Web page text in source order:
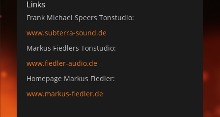
Links
Frank Michael Speers Tonstudio:
www.subterra-sound.de
Markus Fiedlers Tonstudio:
www.fiedler-audio.de
Homepage Markus Fiedler:
www.markus-fiedler.de